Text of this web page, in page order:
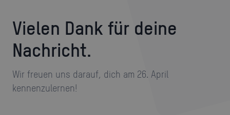
Vielen Dank für deine
Nachricht.
Wir freuen uns darauf, dich am 26. April
kennenzulernen!